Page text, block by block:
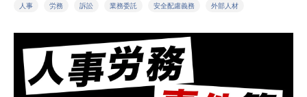
人事 労務 訴訟 業務委託 安全配慮義務 外部人材